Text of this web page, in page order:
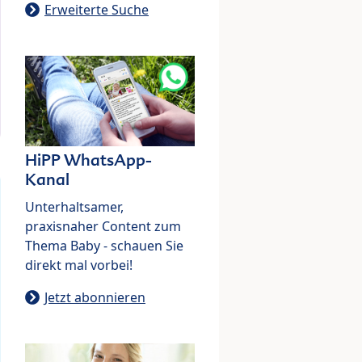
Erweiterte Suche
HiPP WhatsApp-
Kanal
Unterhaltsamer,
praxisnaher Content zum
Thema Baby - schauen Sie
direkt mal vorbei!
Jetzt abonnieren